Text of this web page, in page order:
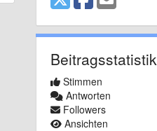
Beitragsstatistik
Stimmen
Antworten
Followers
Ansichten